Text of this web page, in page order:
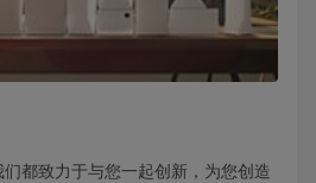
都致力于与您一起创新，为您创造